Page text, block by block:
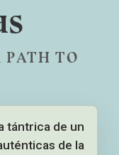
TO
tántrica de un
de la